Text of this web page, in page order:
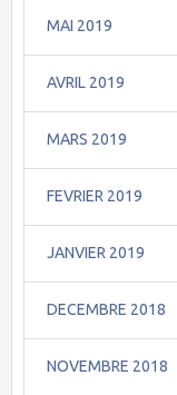
MAI 2019
AVRIL 2019
MARS 2019
FEVRIER 2019
JANVIER 2019
DECEMBRE 2018
NOVEMBRE 2018